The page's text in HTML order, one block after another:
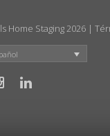
Home Staging 2026 |